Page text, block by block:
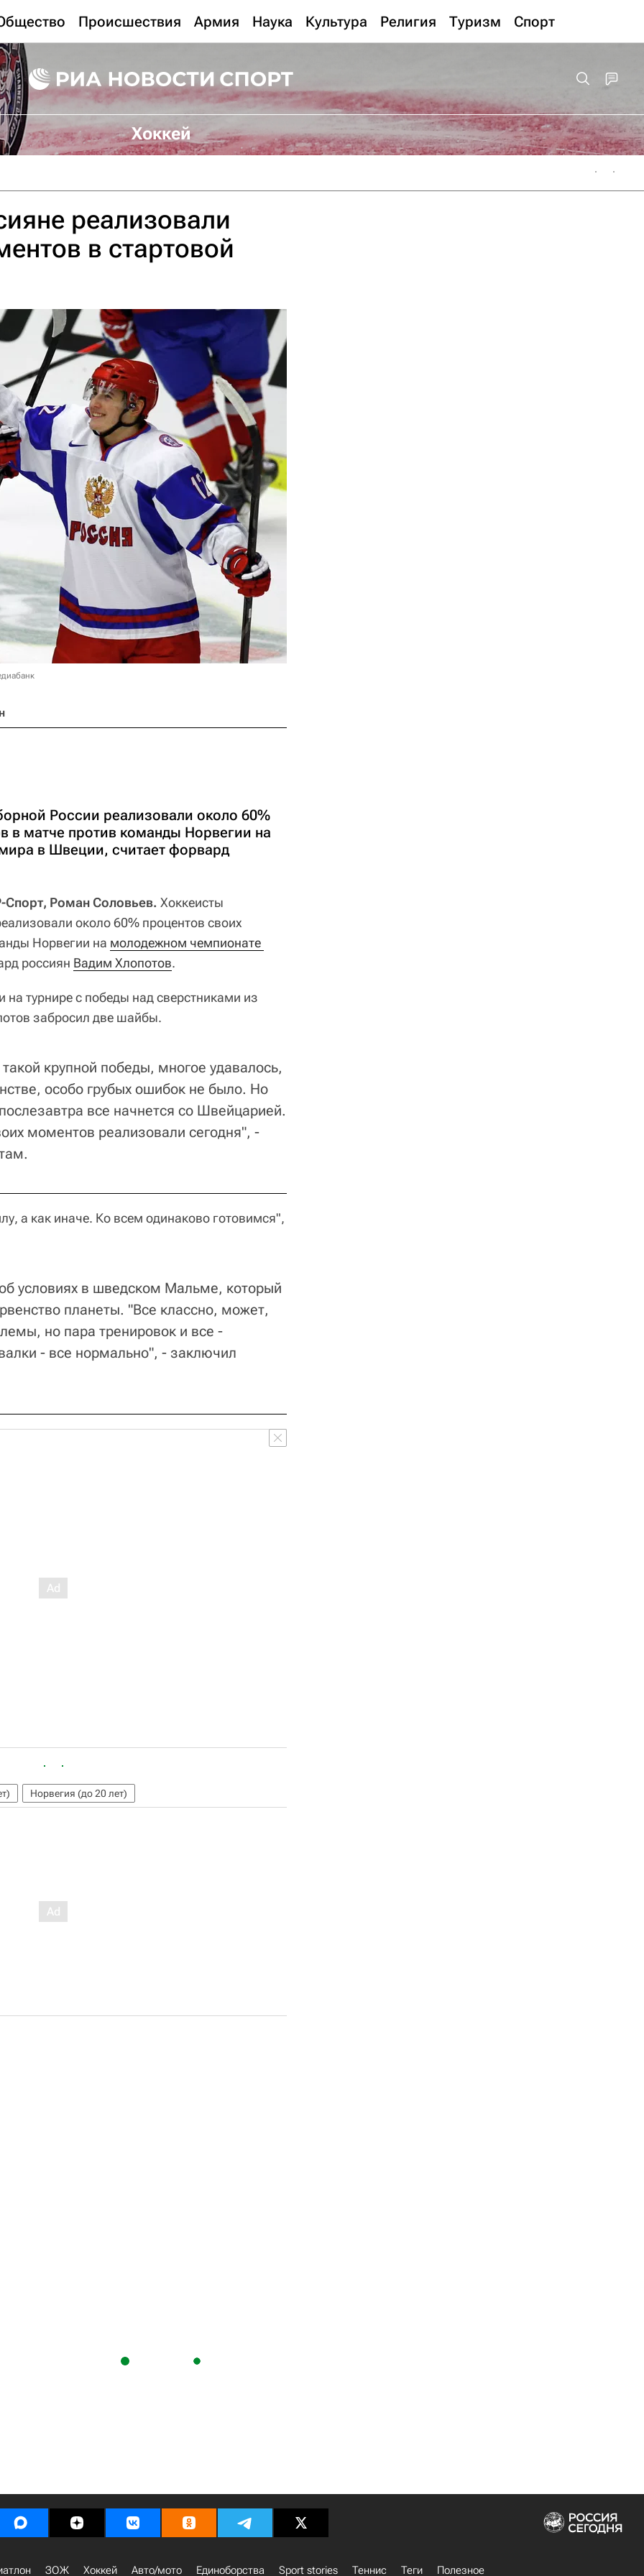
Происшествия Армия Наука Культура Религия Туризм Спорт
Хоккей
реализовали
в стартовой
России реализовали около 60%
в матче против команды Норвегии на
в Швеции, считает форвард
Роман Соловьев. Хоккеисты
около 60% процентов своих
Норвегии на молодежном чемпионате
россиян Вадим Хлопотов.
на турнире с победы над сверстниками из
забросил две шайбы.
крупной победы, многое удавалось,
особо грубых ошибок не было. Но
все начнется со Швейцарией.
моментов реализовали сегодня", -
а как иначе. Ко всем одинаково готовимся",
условиях в шведском Мальме, который
планеты. "Все классно, может,
но пара тренировок и все -
- все нормально", - заключил
Норвегия (до 20 лет)
ЗОЖ Хоккей Авто/мото Единоборства Sport stories Теннис Теги Полезное